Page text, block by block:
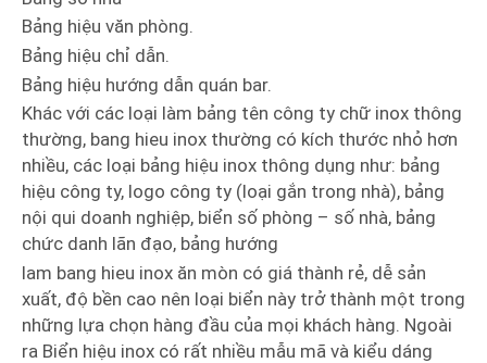
Bảng hiệu văn phòng.
Bảng hiệu chỉ dẫn.
Bảng hiệu hướng dẫn quán bar.
Khác với các loại làm bảng tên công ty chữ inox thông
thường, bang hieu inox thường có kích thước nhỏ hơn
nhiều, các loại bảng hiệu inox thông dụng như: bảng
hiệu công ty, logo công ty (loại gắn trong nhà), bảng
nội qui doanh nghiệp, biển số phòng – số nhà, bảng
chức danh lãn đạo, bảng hướng
lam bang hieu inox ăn mòn có giá thành rẻ, dễ sản
xuất, độ bền cao nên loại biển này trở thành một trong
những lựa chọn hàng đầu của mọi khách hàng. Ngoài
ra Biển hiệu inox có rất nhiều mẫu mã và kiểu dáng